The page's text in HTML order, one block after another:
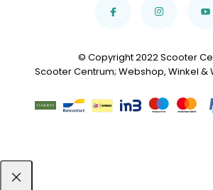
© Copyright 2022 Scooter
Scooter Centrum; Webshop, Winkel &